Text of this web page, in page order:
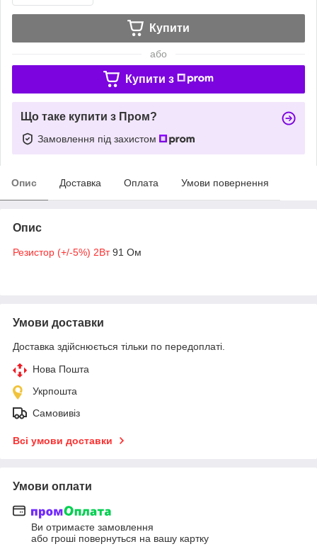
Купити
або
Купити з
Що таке купити з Пром?
Замовлення під захистом
Опис Доставка Оплата Умови повернення
Опис
Резистор (+/-5%) 2Вт91 Ом
Умови доставки
Доставка здійснюється тільки по передоплаті.
Нова Пошта
Укрпошта
Самовивіз
Всі умови доставки
Умови оплати
Ви отримаєте замовлення
або гроші повернуться на вашу картку